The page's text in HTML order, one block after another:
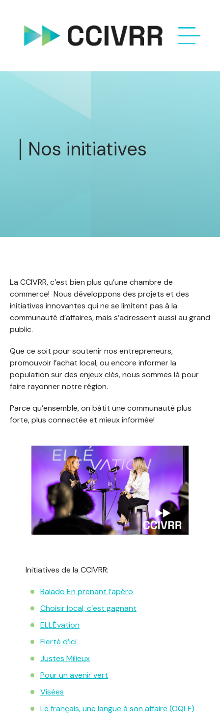
Nos initiatives
La CCIVRR, c’est bien plus qu’une chambre de
commerce! Nous développons des projets et des
initiatives innovantes qui ne se limitent pas à la
communauté d’affaires, mais s’adressent aussi au grand
public.
Que ce soit pour soutenir nos entrepreneurs,
promouvoir l’achat local, ou encore informer la
population sur des enjeux clés, nous sommes là pour
faire rayonner notre région.
Parce qu’ensemble, on bâtit une communauté plus
forte, plus connectée et mieux informée!
Initiatives de la CCIVRR:
Balado En prenant l’apéro
Choisir local, c’est gagnant
ELLÉvation
Fierté d’ici
Justes Milieux
Pour un avenir vert
Visées
Le français, une langue à son affaire (OQLF)